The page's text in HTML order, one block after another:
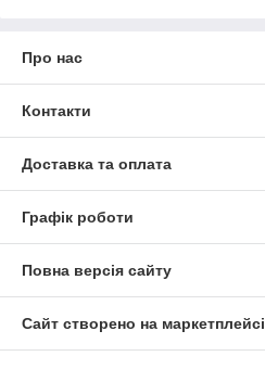
Про нас
Контакти
Доставка та оплата
Графік роботи
Повна версія сайту
Сайт створено на маркетплейсі